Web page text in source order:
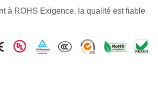
à ROHS Exigence, la qualité est fiable